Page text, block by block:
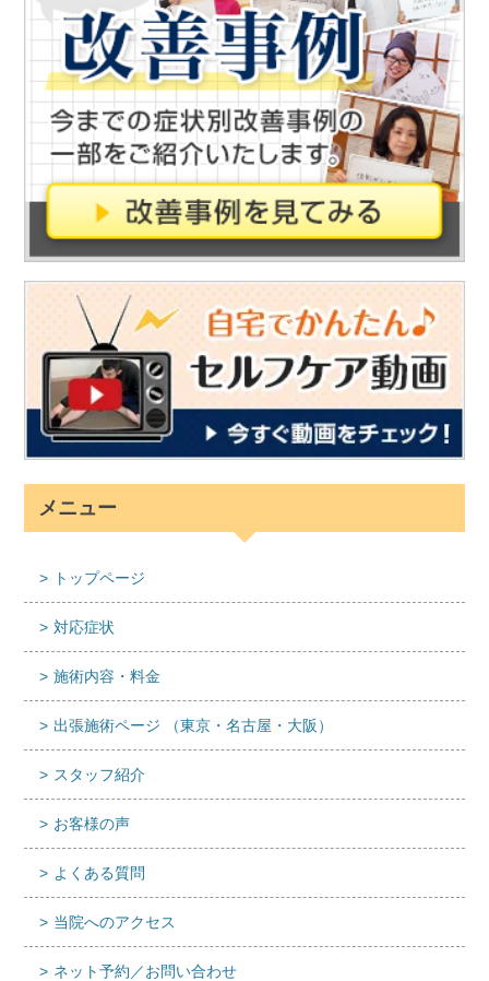
メニュー
トップページ
対応症状
施術内容・料金
出張施術ページ （東京・名古屋・大阪）
スタッフ紹介
お客様の声
よくある質問
当院へのアクセス
ネット予約／お問い合わせ